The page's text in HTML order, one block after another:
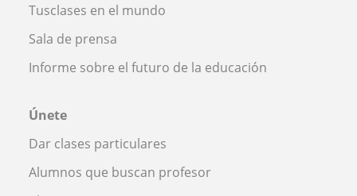
Tusclases en el mundo
Sala de prensa
Informe sobre el futuro de la educación
Únete
Dar clases particulares
Alumnos que buscan profesor